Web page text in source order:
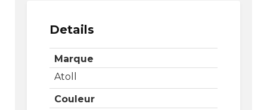
Details
Marque
Atoll
Couleur